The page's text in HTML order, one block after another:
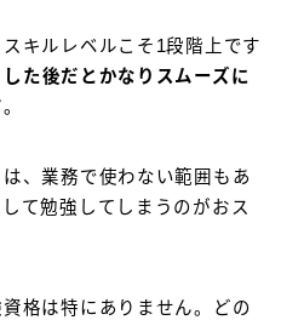
キルレベルこそ1段階上です
た後だとかなりスムーズに
。
、業務で使わない範囲もあ
て勉強してしまうのがおス
格は特にありません。どの